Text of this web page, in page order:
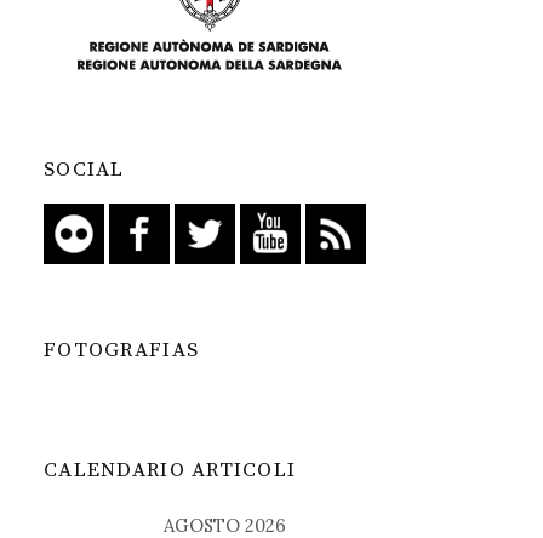
SOCIAL
FOTOGRAFIAS
CALENDARIO ARTICOLI
AGOSTO 2026